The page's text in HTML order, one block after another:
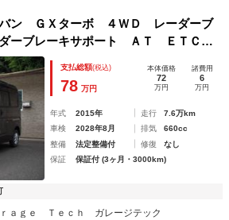
バン ＧＸターボ ４ＷＤ レーダーブ
ーブレーキサポート ＡＴ ＥＴＣ
オーバーヘッドコンソール
支払総額(税込)
78 万円
本体価格
72
万円
諸費用
6
万円
年式 2015年 走行
7.6万km
車検
2028年8月 排気
660cc
整備
法定整備付 修復
なし
保証
保証付 (3ヶ月・3000km)
ｒａｇｅ Ｔｅｃｈ ガレージテック